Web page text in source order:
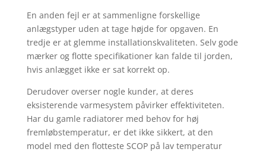
En anden fejl er at sammenligne forskellige
anlægstyper uden at tage højde for opgaven. En
tredje er at glemme installationskvaliteten. Selv gode
mærker og flotte specifikationer kan falde til jorden,
hvis anlægget ikke er sat korrekt op.
Derudover overser nogle kunder, at deres
eksisterende varmesystem påvirker effektiviteten.
Har du gamle radiatorer med behov for høj
fremløbstemperatur, er det ikke sikkert, at den
model med den flotteste SCOP på lav temperatur